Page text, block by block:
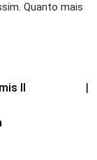
Quanto mais
II
|